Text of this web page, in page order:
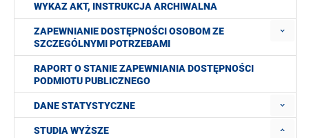
WYKAZ AKT, INSTRUKCJA ARCHIWALNA
ZAPEWNIANIE DOSTĘPNOŚCI OSOBOM ZE
SZCZEGÓLNYMI POTRZEBAMI
RAPORT O STANIE ZAPEWNIANIA DOSTĘPNOŚCI
PODMIOTU PUBLICZNEGO
DANE STATYSTYCZNE
STUDIA WYŻSZE